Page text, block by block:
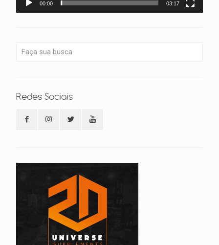
00:00 03:17
Redes Sociais